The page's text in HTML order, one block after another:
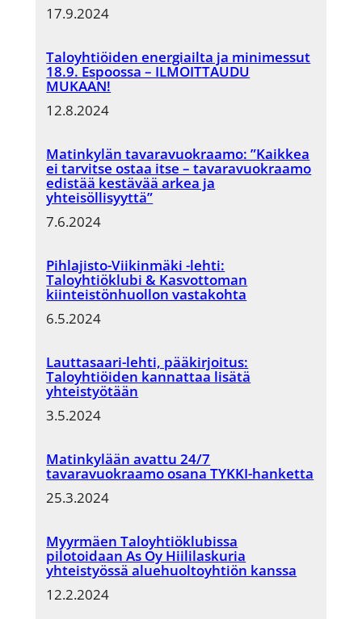
17.9.2024
Taloyhtiöiden energiailta ja minimessut
18.9. Espoossa – ILMOITTAUDU
MUKAAN!
12.8.2024
Matinkylän tavaravuokraamo: ”Kaikkea
ei tarvitse ostaa itse – tavaravuokraamo
edistää kestävää arkea ja
yhteisöllisyyttä”
7.6.2024
Pihlajisto-Viikinmäki -lehti:
Taloyhtiöklubi & Kasvottoman
kiinteistönhuollon vastakohta
6.5.2024
Lauttasaari-lehti, pääkirjoitus:
Taloyhtiöiden kannattaa lisätä
yhteistyötään
3.5.2024
Matinkylään avattu 24/7
tavaravuokraamo osana TYKKI-hanketta
25.3.2024
Myyrmäen Taloyhtiöklubissa
pilotoidaan As Oy Hiililaskuria
yhteistyössä aluehuoltoyhtiön kanssa
12.2.2024